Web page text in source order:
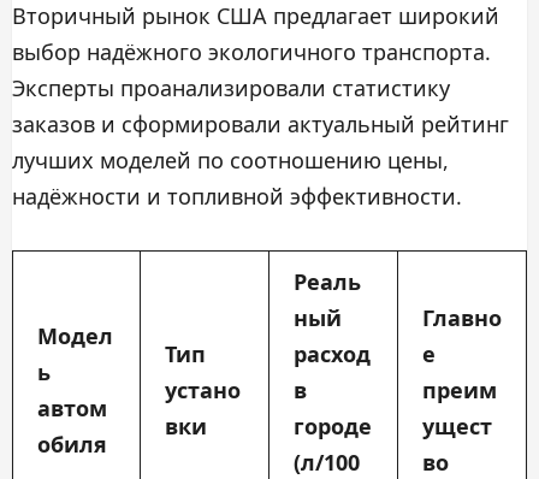
Вторичный рынок США предлагает широкий
выбор надёжного экологичного транспорта.
Эксперты проанализировали статистику
заказов и сформировали актуальный рейтинг
лучших моделей по соотношению цены,
надёжности и топливной эффективности.
Модел
ь
автом
обиля
Тип
устано
вки
Реаль
ный
расход
в
городе
(л/100
Главно
е
преим
ущест
во